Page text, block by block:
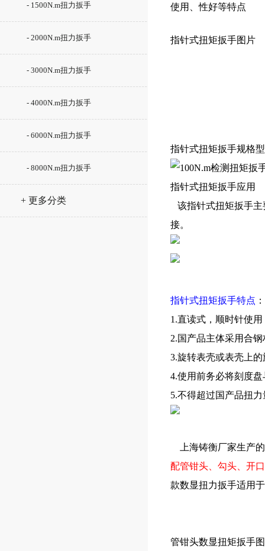
- 1500N.m扭力扳手
- 2000N.m扭力扳手
- 3000N.m扭力扳手
- 4000N.m扭力扳手
- 6000N.m扭力扳手
- 8000N.m扭力扳手
+ 更多分类
使用
、性好等特点
指针式扭矩扳手图片
指针式扭矩扳手规格
指针式扭矩扳手应用
该指针式扭矩扳手主
接。
指针式扭矩扳手特点 ：
1.直读式，顺时针使
2.国产品主体采用合
3.旋转表壳或表壳上
4.使用前务必将刻度
5.不得超过国产品扭
上海铸衡厂家生产
配管钳头、勾头、开
款数显扭力扳手适用
管钳头数显扭矩扳手